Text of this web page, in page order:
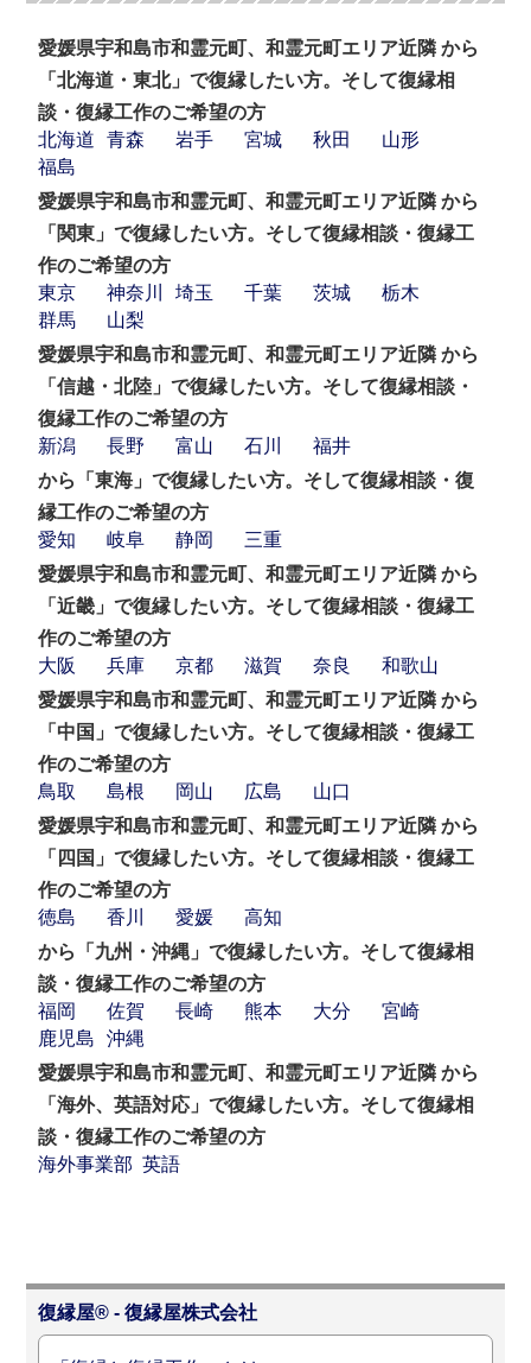
愛媛県宇和島市和霊元町、和霊元町エリア近隣 から
「北海道・東北」で復縁したい方。そして復縁相
談・復縁工作のご希望の方
北海道
青森 岩手 宮城 秋田
山形
福島
愛媛県宇和島市和霊元町、和霊元町エリア近隣 から
「関東」で復縁したい方。そして復縁相談・復縁工
作のご希望の方
東京
神奈川 埼玉 千葉 茨城
栃木
群馬
山梨
愛媛県宇和島市和霊元町、和霊元町エリア近隣 から
「信越・北陸」で復縁したい方。そして復縁相談・
復縁工作のご希望の方
新潟
長野 富山 石川
福井
から「東海」で復縁したい方。そして復縁相談・復
縁工作のご希望の方
愛知
岐阜 静岡
三重
愛媛県宇和島市和霊元町、和霊元町エリア近隣 から
「近畿」で復縁したい方。そして復縁相談・復縁工
作のご希望の方
大阪
兵庫 京都 滋賀 奈良
和歌山
愛媛県宇和島市和霊元町、和霊元町エリア近隣 から
「中国」で復縁したい方。そして復縁相談・復縁工
作のご希望の方
鳥取
島根 岡山 広島
山口
愛媛県宇和島市和霊元町、和霊元町エリア近隣 から
「四国」で復縁したい方。そして復縁相談・復縁工
作のご希望の方
徳島
香川 愛媛
高知
から「九州・沖縄」で復縁したい方。そして復縁相
談・復縁工作のご希望の方
福岡
佐賀 長崎 熊本 大分
宮崎
鹿児島
沖縄
愛媛県宇和島市和霊元町、和霊元町エリア近隣 から
「海外、英語対応」で復縁したい方。そして復縁相
談・復縁工作のご希望の方
海外事業部 英語
復縁屋® - 復縁屋株式会社